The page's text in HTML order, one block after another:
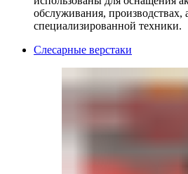
обслуживания,
специализированной техники.
Слесарные верстаки